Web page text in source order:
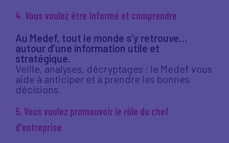
4. Vous voulez être informé et comprendre
Au Medef, tout le monde s’y retrouve…
autour d’une information utile et
stratégique.
Veille, analyses, décryptages : le Medef vous
aide à anticiper et à prendre les bonnes
décisions.
5. Vous voulez promouvoir le rôle du chef
d'entreprise